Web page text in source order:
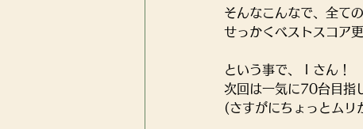
そんなこんなで、全て
せっかくベストスコア
という事で、Ｉさん！
次回は一気に70台目指
(さすがにちょっとム